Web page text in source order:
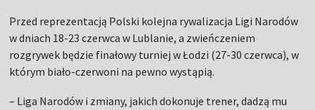
Przed reprezentacją Polski kolejna rywalizacja Ligi Narodów
w dniach 18-23 czerwca w Lublanie, a zwieńczeniem
rozgrywek będzie finałowy turniej w Łodzi (27-30 czerwca), w
którym biało-czerwoni na pewno wystąpią.
– Liga Narodów i zmiany, jakich dokonuje trener, dadzą mu